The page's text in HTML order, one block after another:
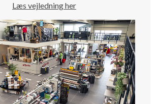
Læs vejledning her